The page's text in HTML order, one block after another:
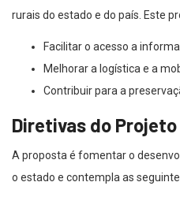
rurais do estado e do país. Este
Facilitar o acesso a
Melhorar a logística e a
Contribuir para a
Diretivas do Projeto
A proposta é fomentar o
o estado e contempla as